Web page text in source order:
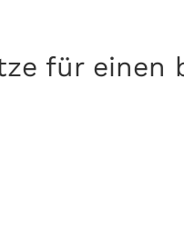
für einen